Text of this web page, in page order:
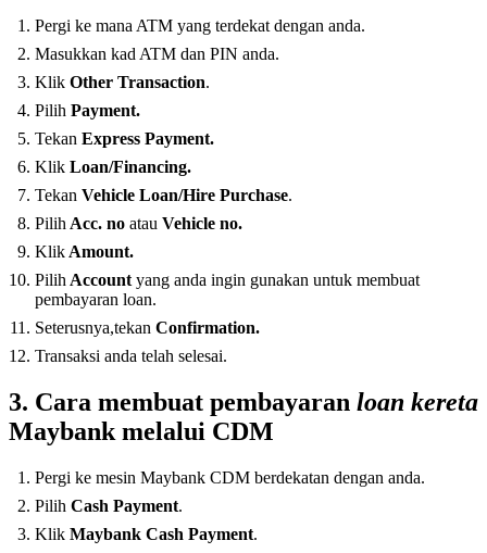
Pergi ke mana ATM yang terdekat dengan anda.
Masukkan kad ATM dan PIN anda.
Klik Other Transaction.
Pilih Payment.
Tekan Express Payment.
Klik Loan/Financing.
Tekan Vehicle Loan/Hire Purchase.
Pilih Acc. no atau Vehicle no.
Klik Amount.
Pilih Account yang anda ingin gunakan untuk membuat
pembayaran loan.
Seterusnya,tekan Confirmation.
Transaksi anda telah selesai.
3. Cara membuat pembayaran loan kereta
Maybank melalui CDM
Pergi ke mesin Maybank CDM berdekatan dengan anda.
Pilih Cash Payment.
Klik Maybank Cash Payment.